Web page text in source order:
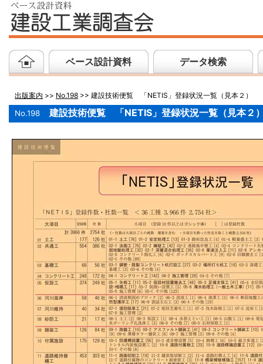
ベース設計資料 データ検索
出版案内 >> No.198 >> 建設技術便覧 「NETIS」登録状況一覧（見本２）
No.198 建設技術便覧 「NETIS」登録状況一覧（見本２